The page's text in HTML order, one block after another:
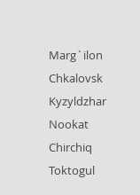
Marg`ilon
Chkalovsk
Kyzyldzhar
Nookat
Chirchiq
Toktogul